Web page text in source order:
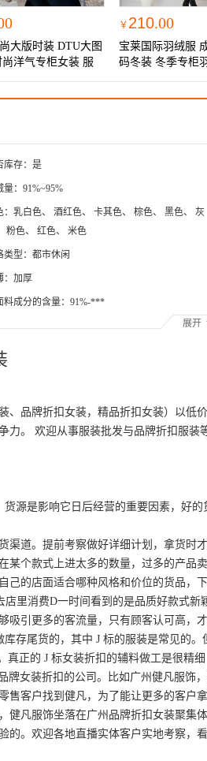
大版时装 DTU大图
洋气专柜女装 服
￥ 210.00
宝莱国际羽绒服
码冬装 冬季专柜
库存：是
量：91%~95%
：乳白色、 酒红色、 卡其色、 棕色、 黑色、 灰
粉色、 红色、 米色
类型：都市休闲
：加厚
料成分的含量：91%-***
有毛领：无毛领
：连帽/帽领
展开
、品牌折扣女装，精品折扣女装）以低
力。 欢迎从事服装批发与品牌折扣服装
源是影响它日后经营的重要因素，好的
道。提前考察做好详细计划，拿货时
某个款式上进太多的数量，过多的产品
己的店面适合哪种风格和价位的货品，
里消费D一时间看到的是品质好款式新
吸引更多的客流量，只有顾客认可高，
存尾货的，其中 J 标的服装是常见的。
正的 J 标女装折扣的辅料做工是很精细
牌女装折扣的公司。比如广州健凡服饰
售客户找到健凡，为了能让更多的客户拿
健凡服饰坐落在广州品牌折扣女装聚集
的。欢迎各地直播实体客户实地考察，